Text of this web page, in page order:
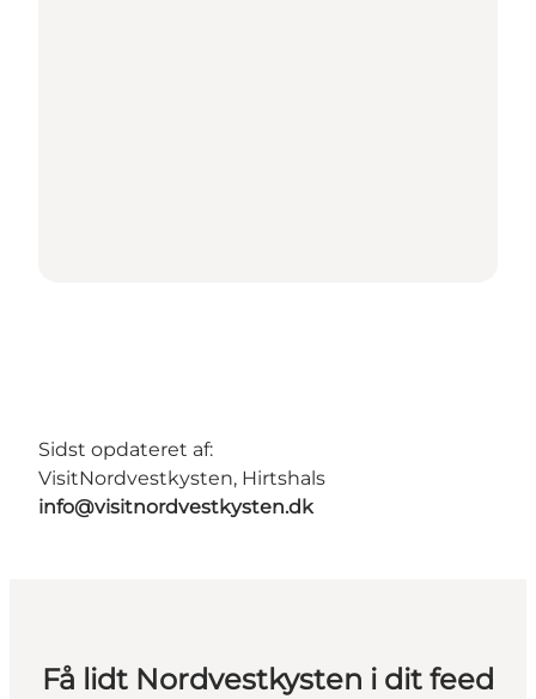
Sidst opdateret af:
VisitNordvestkysten, Hirtshals
info@visitnordvestkysten.dk
Få lidt Nordvestkysten i dit feed